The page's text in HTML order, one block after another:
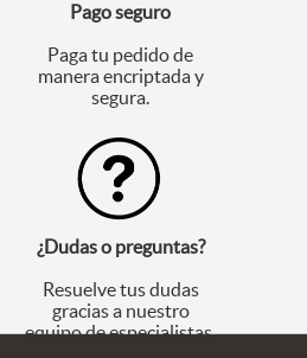
Pago seguro
Paga tu pedido de
manera encriptada y
segura.
¿Dudas o preguntas?
Resuelve tus dudas
gracias a nuestro
equipo de especialistas.